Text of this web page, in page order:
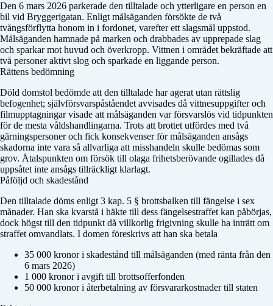
Den 6 mars 2026 parkerade den tilltalade och ytterligare en person en
bil vid Bryggerigatan. Enligt målsäganden försökte de två
tvångsförflytta honom in i fordonet, varefter ett slagsmål uppstod.
Målsäganden hamnade på marken och drabbades av upprepade slag
och sparkar mot huvud och överkropp. Vittnen i området bekräftade att
två personer aktivt slog och sparkade en liggande person.
Rättens bedömning
Döld domstol bedömde att den tilltalade har agerat utan rättslig
befogenhet; självförsvarspåståendet avvisades då vittnesuppgifter och
filmupptagningar visade att målsäganden var försvarslös vid tidpunkten
för de mesta våldshandlingarna. Trots att brottet utfördes med två
gärningspersoner och fick konsekvenser för målsäganden ansågs
skadorna inte vara så allvarliga att misshandeln skulle bedömas som
grov. Åtalspunkten om försök till olaga frihetsberövande ogillades då
uppsåtet inte ansågs tillräckligt klarlagt.
Påföljd och skadestånd
Den tilltalade döms enligt 3 kap. 5 § brottsbalken till fängelse i sex
månader. Han ska kvarstå i häkte till dess fängelsestraffet kan påbörjas,
dock högst till den tidpunkt då villkorlig frigivning skulle ha inträtt om
straffet omvandlats. I domen föreskrivs att han ska betala
35 000 kronor i skadestånd till målsäganden (med ränta från den
6 mars 2026)
1 000 kronor i avgift till brottsofferfonden
50 000 kronor i återbetalning av försvararkostnader till staten